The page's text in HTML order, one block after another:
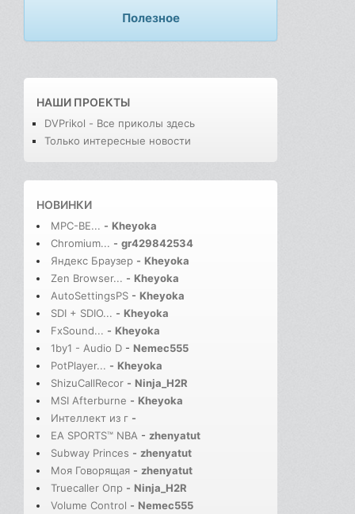
Полезное
НАШИ ПРОЕКТЫ
DVPrikol - Все приколы здесь
Только интересные новости
НОВИНКИ
MPC-BE... - Kheyoka
Chromium... - gr429842534
Яндекс Браузер - Kheyoka
Zen Browser... - Kheyoka
AutoSettingsPS - Kheyoka
SDI + SDIO... - Kheyoka
FxSound... - Kheyoka
1by1 - Audio D - Nemec555
PotPlayer... - Kheyoka
ShizuCallRecor - Ninja_H2R
MSI Afterburne - Kheyoka
Интеллект из г -
EA SPORTS™ NBA - zhenyatut
Subway Princes - zhenyatut
Моя Говорящая - zhenyatut
Truecaller Опр - Ninja_H2R
Volume Control - Nemec555